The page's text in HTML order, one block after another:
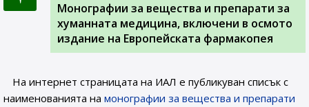
Монографии за вещества и препарати за
хуманната медицина, включени в осмото
издание на Европейската фармакопея
На интернет страницата на ИАЛ е публикуван списък с
наименованията на монографии за вещества и препарати